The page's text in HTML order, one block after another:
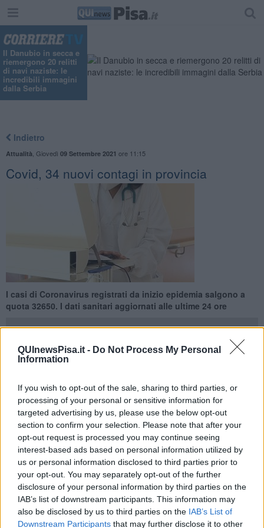
QUInewsPisa.it - Do Not Process My Personal
Information
If you wish to opt-out of the sale, sharing to third parties, or
processing of your personal or sensitive information for
targeted advertising by us, please use the below opt-out
section to confirm your selection. Please note that after your
opt-out request is processed you may continue seeing
interest-based ads based on personal information utilized by
us or personal information disclosed to third parties prior to
your opt-out. You may separately opt-out of the further
disclosure of your personal information by third parties on the
IAB’s list of downstream participants. This information may
also be disclosed by us to third parties on the IAB’s List of
Downstream Participants that may further disclose it to other
Il Danubio in secca e
riemergono 20 relitti
di navi naziste: le
incredibili immagini
dalla Serbia
Indietro
Attualità Giovedì 09 Settembre 2021 ore 11:15
Covid, 34 nuovi contagi in provincia
I casi di Coronavirus registrati da inizio epidemia salgono a
quota 32650. I dati sanitari aggiornati alle ultime 24 ore
Coronavirus registrati da inizio epidemia in provincia di Pisa
salgono a quota 32650.
I nuovi contagi sono così distribuiti: 10 nella zona Pisana(Pisa 2,
Cascina 6, San Giuliano Terme 1, Fauglia 1),12 in Valdera e Alta
Val di Cecina(Pontedera 5, Ponsacco 1, Calcinaia 1, Capannoli 3,
Palaia 1, Casciana Terme Lari 1) e
12 nel Comprensorio del
Cuoio(Santa Croce sull'Arno 1, San Miniato 6, Castelfranco di
Sotto 3, Montopoli in Val d'Arno 2).